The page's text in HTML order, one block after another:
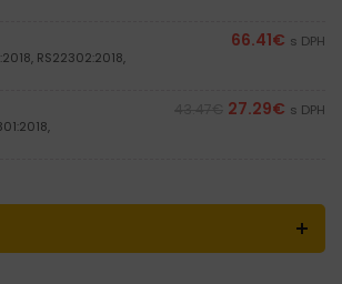
RS22302:2018,
66.41€ s DPH
27.29€ s DPH